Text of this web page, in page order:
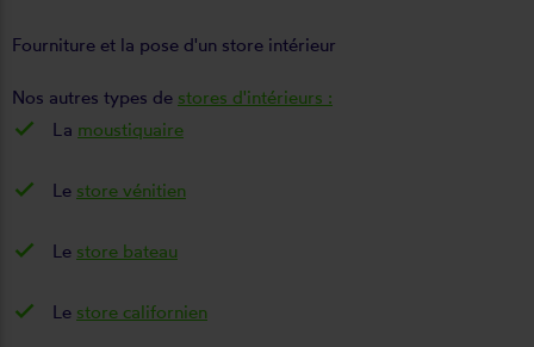
Fourniture et la pose d'un store intérieur
Nos autres types de stores d'intérieurs :
La moustiquaire
Le store vénitien
Le store bateau
Le store californien